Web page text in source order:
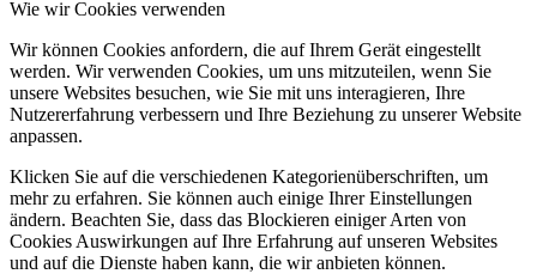
Wie wir Cookies verwenden
Wir können Cookies anfordern, die auf Ihrem Gerät eingestellt
werden. Wir verwenden Cookies, um uns mitzuteilen, wenn Sie
unsere Websites besuchen, wie Sie mit uns interagieren, Ihre
Nutzererfahrung verbessern und Ihre Beziehung zu unserer Website
anpassen.
Klicken Sie auf die verschiedenen Kategorienüberschriften, um
mehr zu erfahren. Sie können auch einige Ihrer Einstellungen
ändern. Beachten Sie, dass das Blockieren einiger Arten von
Cookies Auswirkungen auf Ihre Erfahrung auf unseren Websites
und auf die Dienste haben kann, die wir anbieten können.